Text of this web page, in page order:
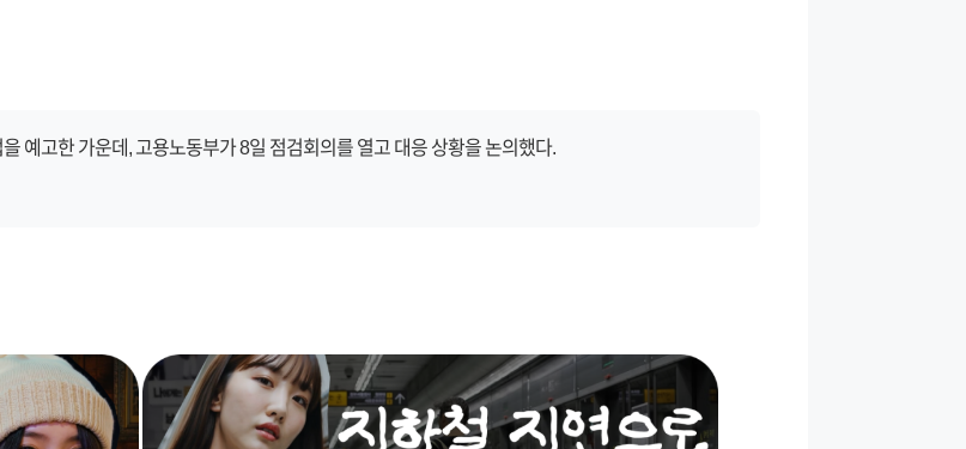
예고한 가운데, 고용노동부가 8일 점검회의를 열고 대응 상황을 논의했다.